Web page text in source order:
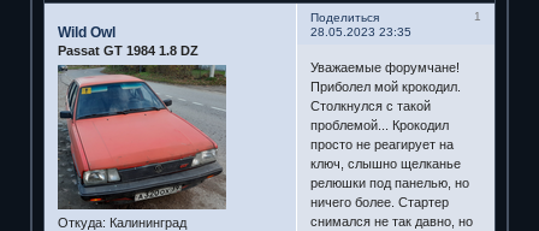
Поделиться
1
28.05.2023 23:35
Wild Owl
Passat GT 1984 1.8 DZ
Откуда: Калининград
Уважаемые форумчане!
Приболел мой крокодил.
Столкнулся с такой
проблемой... Крокодил
просто не реагирует на
ключ, слышно щелканье
релюшки под панелью, но
ничего более. Стартер
снимался не так давно, но